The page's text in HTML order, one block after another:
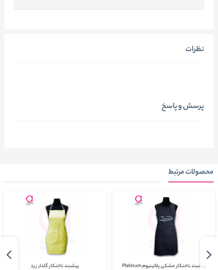
نظرات
پرسش و پاسخ
محصولات مرتبط
پیشبند ناخنکار مشکی پلاتینیوم Platinum پیشبند ناخنکار گلدار زرد